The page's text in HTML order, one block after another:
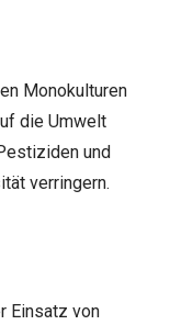
Monokulturen
die Umwelt
und
verringern.
Einsatz von